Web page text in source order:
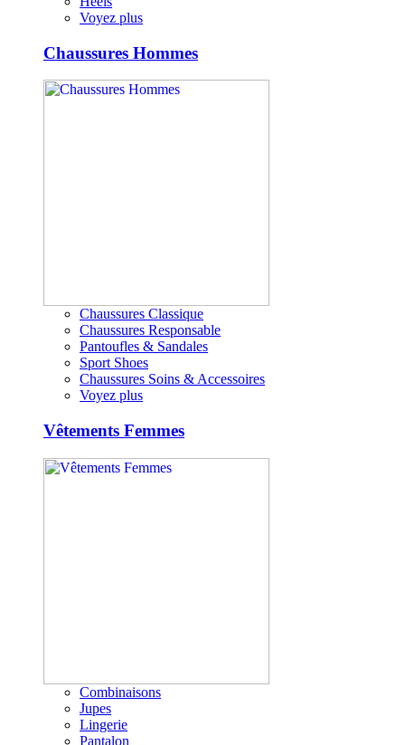
Voyez plus
Chaussures Hommes
Chaussures Classique
Chaussures Responsable
Pantoufles & Sandales
Sport Shoes
Chaussures Soins & Accessoires
Voyez plus
Vêtements Femmes
Combinaisons
Jupes
Lingerie
Pantalon